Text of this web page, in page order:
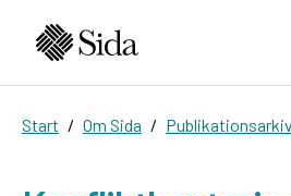
Start Om Sida Publikationsarkiv